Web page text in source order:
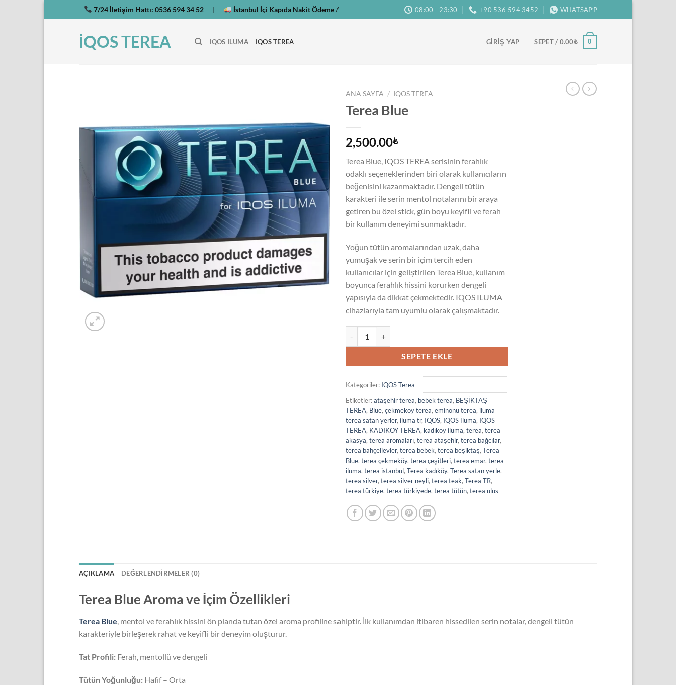
atla
7/24 İletişim Hattı: 0536 594 34 52 | İstanbul İçi Kapıda Nakit Ödeme/ 08:00 - 23:30 +90 536 594 3452 WHATSAPP
İQOS TEREA IQOS ILUMA IQOS TEREA GIRIŞ YAP SEPET / 0.00₺ 0
ANA SAYFA / IQOS TEREA
Terea Blue
2,500.00₺
Terea Blue, IQOS TEREA serisinin ferahlık
odaklı seçeneklerinden biri olarak kullanıcıların
beğenisini kazanmaktadır. Dengeli tütün
karakteri ile serin mentol notalarını bir araya
getiren bu özel stick, gün boyu keyifli ve ferah
bir kullanım deneyimi sunmaktadır.
Yoğun tütün aromalarından uzak, daha
yumuşak ve serin bir içim tercih eden
kullanıcılar için geliştirilen Terea Blue, kullanım
boyunca ferahlık hissini korurken dengeli
yapısıyla da dikkat çekmektedir. IQOS ILUMA
cihazlarıyla tam uyumlu olarak çalışmaktadır.
SEPETE EKLE
Kategoriler: IQOS Terea
Etiketler:ataşehir terea, bebek terea, BEŞİKTAŞ
TEREA, Blue, çekmeköy terea, eminönü terea, iluma
terea satan yerler, iluma tr, IQOS, IQOS İluma, IQOS
TEREA, KADIKÖY TEREA, kadıköy iluma, terea, terea
akasya, terea aromaları, terea ataşehir, terea bağcılar,
terea bahçelievler, terea bebek, terea beşiktaş, Terea
Blue, terea çekmeköy, terea çeşitleri, terea emar, terea
iluma, terea istanbul, Terea kadıköy, Terea satan yerle,
terea silver, terea silver neyli, terea teak, Terea TR,
terea türkiye, terea türkiyede, terea tütün, terea ulus
AÇIKLAMA DEĞERLENDIRMELER (0)
Terea Blue Aroma ve İçim Özellikleri
Terea Blue, mentol ve ferahlık hissini ön planda tutan özel aroma profiline sahiptir. İlk kullanımdan itibaren hissedilen serin notalar, dengeli tütün
karakteriyle birleşerek rahat ve keyifli bir deneyim oluşturur.
Tat Profili: Ferah, mentollü ve dengeli
Tütün Yoğunluğu: Hafif – Orta